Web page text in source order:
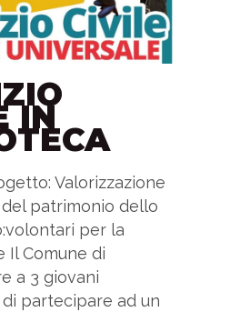
IN
Valorizzazione
patrimonio dello
per la
Il Comune di
a 3 giovani
di partecipare ad un